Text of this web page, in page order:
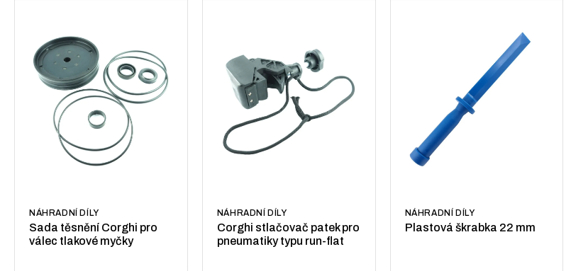
NÁHRADNÍ DÍLY
Sada těsnění Corghi pro
válec tlakové myčky
NÁHRADNÍ DÍLY
Corghi stlačovač patek pro
pneumatiky typu run-flat
NÁHRADNÍ DÍLY
Plastová škrabka 22 mm